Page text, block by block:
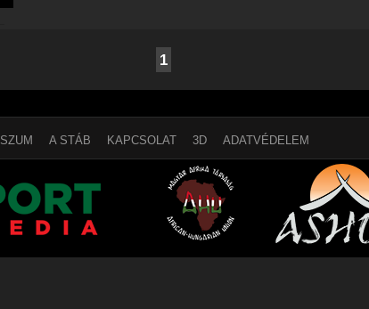
1
A STÁB KAPCSOLAT 3D ADATVÉDELEM